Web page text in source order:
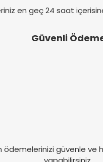
en geç 24 saat
Güvenli
ödemelerinizi güvenle ve